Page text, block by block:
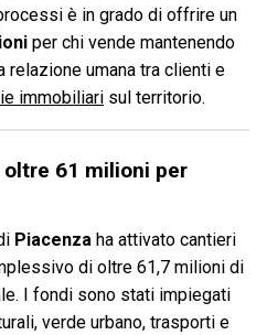
è in grado di offrire un
per chi vende mantenendo
umana tra clienti e
immobiliari sul territorio.
61 milioni per
Piacenza ha attivato cantieri
di oltre 61,7 milioni di
I fondi sono stati impiegati
verde urbano, trasporti e